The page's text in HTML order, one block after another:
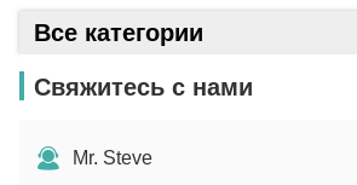
Все категории
Свяжитесь с нами
Mr. Steve